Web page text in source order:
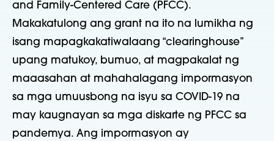
and Family-Centered Care (PFCC).
Makakatulong ang grant na ito na lumikha ng
isang mapagkakatiwalaang “clearinghouse”
upang matukoy, bumuo, at magpakalat ng
maaasahan at mahahalagang impormasyon
sa mga umuusbong na isyu sa COVID-19 na
may kaugnayan sa mga diskarte ng PFCC sa
pandemya. Ang impormasyon ay